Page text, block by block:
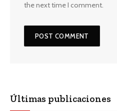
the next time I comment.
Últimas publicaciones